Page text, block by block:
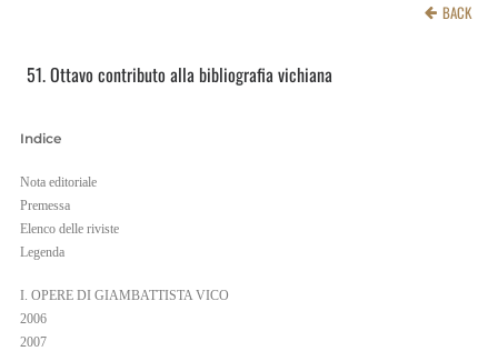
NOTIZIE ED EVENTI
PAGINA FACEBOOK ISPF
PAGINA INSTAGRAM ISPF
CANALE YOUTUBE ISPF
IT
BACK
51. Ottavo contributo alla bibliografia vichiana
Indice
Nota editoriale
Premessa
Elenco delle riviste
Legenda
I. OPERE DI GIAMBATTISTA VICO
2006
2007